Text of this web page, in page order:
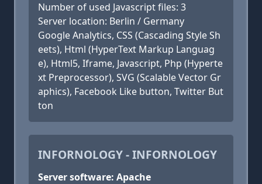
Number of used Javascript files: 3
Server location: Berlin / Germany
Google Analytics, CSS (Cascading Style Sh
eets), Html (HyperText Markup Languag
e), Html5, Iframe, Javascript, Php (Hyperte
xt Preprocessor), SVG (Scalable Vector Gr
aphics), Facebook Like button, Twitter But
ton
INFORNOLOGY - INFORNOLOGY
Server software: Apache